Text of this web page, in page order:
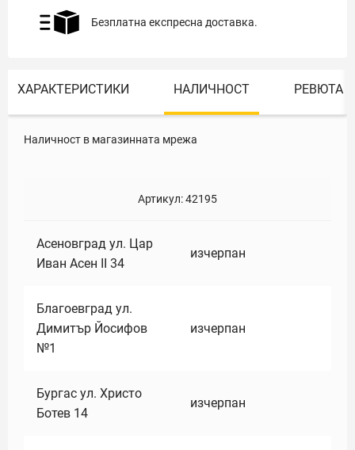
Безплатна експресна доставка.
ХАРАКТЕРИСТИКИ НАЛИЧНОСТ РЕВЮТА
Наличност в магазинната мрежа
Артикул:42195
Асеновград ул. Цар
Иван Асен II 34
изчерпан
Благоевград ул.
Димитър Йосифов
№1
изчерпан
Бургас ул. Христо
Ботев 14
изчерпан